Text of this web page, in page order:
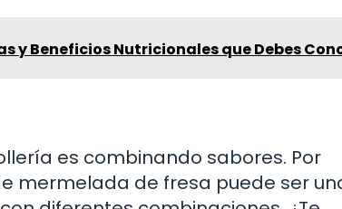
y Beneficios Nutricionales que Debes
es combinando sabores. Por
mermelada de fresa puede ser